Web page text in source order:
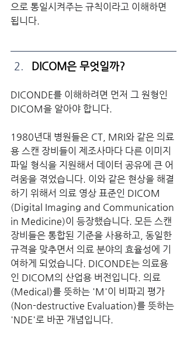
으로 통일시켜주는 규칙이라고 이해하면
됩니다.
DICOM은 무엇일까?
DICONDE를 이해하려면 먼저 그 원형인
DICOM을 알아야 합니다.
1980년대 병원들은 CT, MRI와 같은 의료
용 스캔 장비들이 제조사마다 다른 이미지
파일 형식을 지원해서 데이터 공유에 큰 어
려움을 겪었습니다. 이와 같은 현상을 해결
하기 위해서 의료 영상 표준인 DICOM
(Digital Imaging and Communication
in Medicine)이 등장했습니다. 모든 스캔
장비들은 통합된 기준을 사용하고, 동일한
규격을 맞추면서 의료 분야의 효율성에 기
여하게 되었습니다. DICONDE는 의료용
인 DICOM의 산업용 버전입니다. 의료
(Medical)를 뜻하는 'M'이 비파괴 평가
(Non-destructive Evaluation)를 뜻하는
'NDE'로 바꾼 개념입니다.